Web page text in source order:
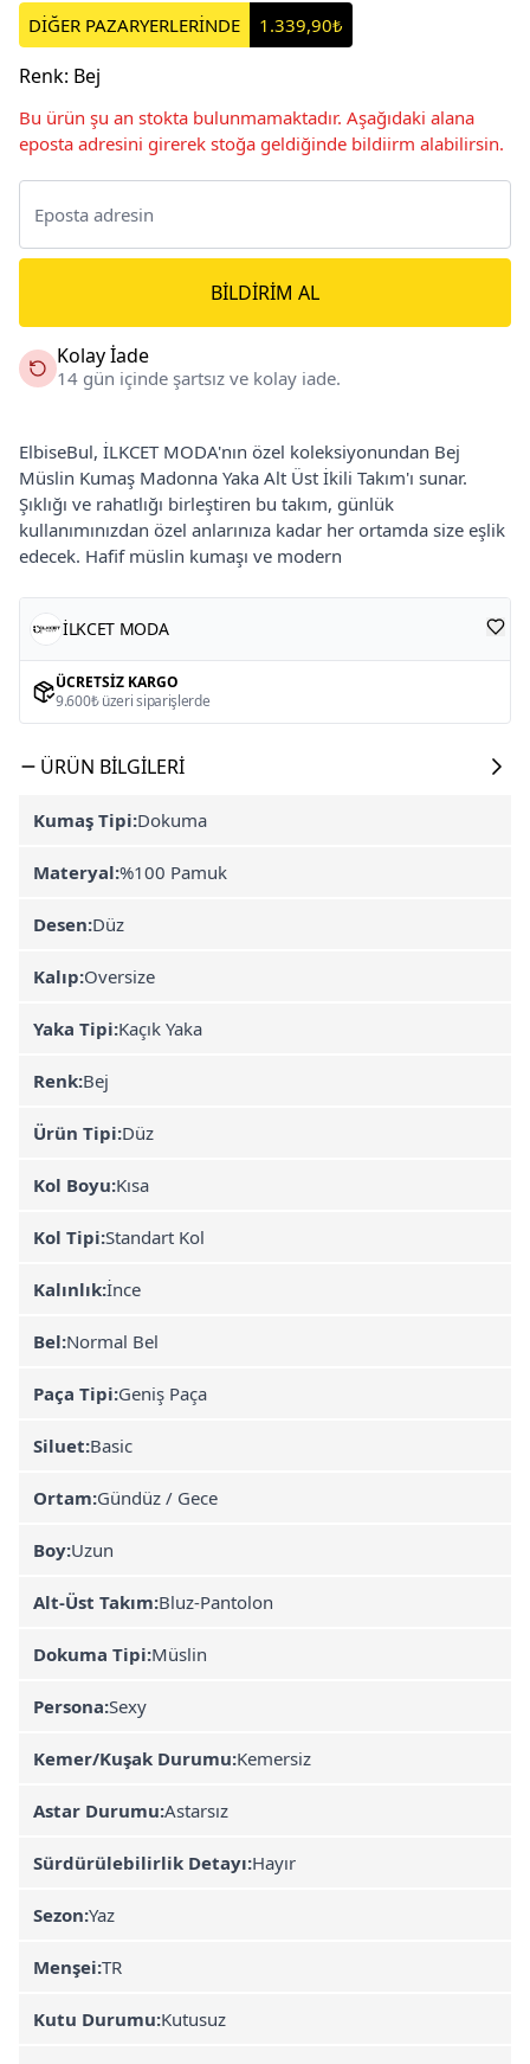
DİĞER PAZARYERLERİNDE 1.339,90₺
Renk: Bej
Bu ürün şu an stokta bulunmamaktadır. Aşağıdaki alana
eposta adresini girerek stoğa geldiğinde bildiirm alabilirsin.
BILDIRIM AL
Kolay İade
14 gün içinde şartsız ve kolay iade.
ElbiseBul, İLKCET MODA'nın özel koleksiyonundan Bej
Müslin Kumaş Madonna Yaka Alt Üst İkili Takım'ı sunar.
Şıklığı ve rahatlığı birleştiren bu takım, günlük
kullanımınızdan özel anlarınıza kadar her ortamda size eşlik
edecek. Hafif müslin kumaşı ve modern
İLKCET MODA
ÜCRETSIZ KARGO
9.600₺ üzeri siparişlerde
ÜRÜN BILGILERI
Kumaş Tipi:Dokuma
Materyal:%100 Pamuk
Desen:Düz
Kalıp:Oversize
Yaka Tipi:Kaçık Yaka
Renk:Bej
Ürün Tipi:Düz
Kol Boyu:Kısa
Kol Tipi:Standart Kol
Kalınlık:İnce
Bel:Normal Bel
Paça Tipi:Geniş Paça
Siluet:Basic
Ortam:Gündüz / Gece
Boy:Uzun
Alt-Üst Takım:Bluz-Pantolon
Dokuma Tipi:Müslin
Persona:Sexy
Kemer/Kuşak Durumu:Kemersiz
Astar Durumu:Astarsız
Sürdürülebilirlik Detayı:Hayır
Sezon:Yaz
Menşei:TR
Kutu Durumu:Kutusuz